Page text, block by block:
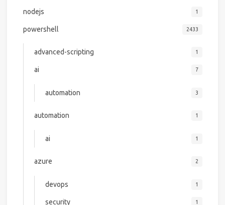
nodejs 1
powershell 2433
advanced-scripting 1
ai 7
automation 3
automation 1
ai 1
azure 2
devops 1
security 1